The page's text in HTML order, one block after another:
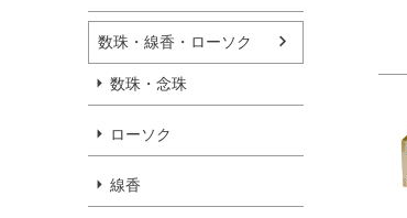
数珠・線香・ローソク
数珠・念珠
ローソク
線香